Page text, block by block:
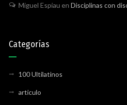
Miguel Espiau en Disciplinas con
Categorías
100 Ultilatinos
articulo